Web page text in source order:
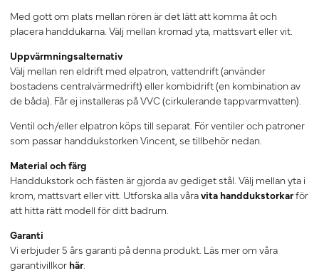
Med gott om plats mellan rören är det lätt att komma åt och
placera handdukarna. Välj mellan kromad yta, mattsvart eller vit.
Uppvärmningsalternativ
Välj mellan ren eldrift med elpatron, vattendrift (använder
bostadens centralvärmedrift) eller kombidrift (en kombination av
de båda). Får ej installeras på VVC (cirkulerande tappvarmvatten).
Ventil och/eller elpatron köps till separat. För ventiler och patroner
som passar handdukstorken Vincent, se tillbehör nedan.
Material och färg
Handdukstork och fästen är gjorda av gediget stål. Välj mellan yta i
krom, mattsvart eller vitt. Utforska alla våravita handdukstorkarför
att hitta rätt modell för ditt badrum.
Garanti
Vi erbjuder 5 års garanti på denna produkt. Läs mer om våra
garantivillkor här.